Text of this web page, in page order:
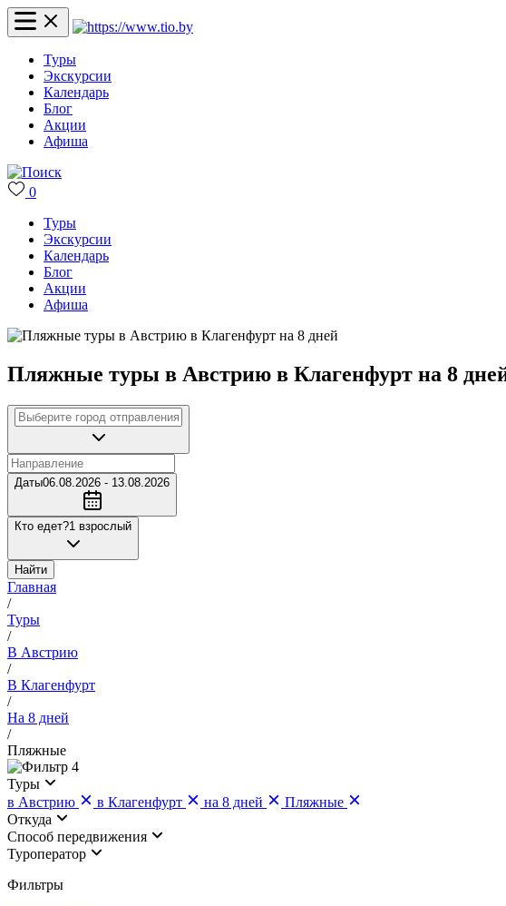
Туры
Экскурсии
Календарь
Блог
Акции
Афиша
0
Туры
Экскурсии
Календарь
Блог
Акции
Афиша
Пляжные туры в Австрию в Клагенфурт на 8
Даты06.08.2026 - 13.08.2026
Кто едет?1 взрослый
Найти
Главная
/
Туры
/
В Австрию
/
В Клагенфурт
/
На 8 дней
/
Пляжные
4
Туры
в Австрию
в Клагенфурт на 8 дней
Пляжные
Откуда
Cпособ передвижения
Туроператор
Фильтры